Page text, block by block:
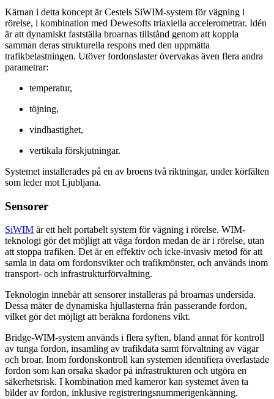
Kärnan i detta koncept är Cestels SiWIM-system för vägning i
rörelse, i kombination med Dewesofts triaxiella accelerometrar. Idén
är att dynamiskt fastställa broarnas tillstånd genom att koppla
samman deras strukturella respons med den uppmätta
trafikbelastningen. Utöver fordonslaster övervakas även flera andra
parametrar:
temperatur,
töjning,
vindhastighet,
vertikala förskjutningar.
Systemet installerades på en av broens två riktningar, under körfälten
som leder mot Ljubljana.
Sensorer
SiWIM är ett helt portabelt system för vägning i rörelse. WIM-
teknologi gör det möjligt att väga fordon medan de är i rörelse, utan
att stoppa trafiken. Det är en effektiv och icke-invasiv metod för att
samla in data om fordonsvikter och trafikmönster, och används inom
transport- och infrastrukturförvaltning.
Teknologin innebär att sensorer installeras på broarnas undersida.
Dessa mäter de dynamiska hjullasterna från passerande fordon,
vilket gör det möjligt att beräkna fordonens vikt.
Bridge-WIM-system används i flera syften, bland annat för kontroll
av tunga fordon, insamling av trafikdata samt förvaltning av vägar
och broar. Inom fordonskontroll kan systemen identifiera överlastade
fordon som kan orsaka skador på infrastrukturen och utgöra en
säkerhetsrisk. I kombination med kameror kan systemet även ta
bilder av fordon, inklusive registreringsnummerigenkänning.